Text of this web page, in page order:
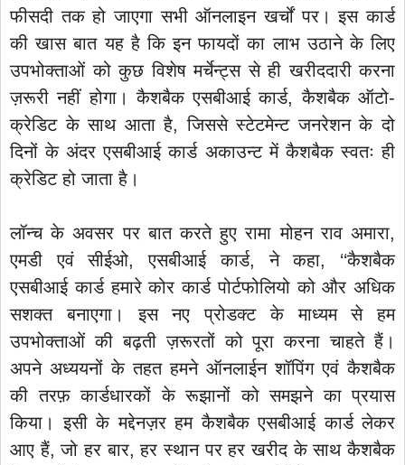
फीसदी तक हो जाएगा सभी ऑनलाइन खर्चों पर। इस कार्ड
की खास बात यह है कि इन फायदों का लाभ उठाने के लिए
उपभोक्ताओं को कुछ विशेष मर्चेन्ट्स से ही खरीददारी करना
ज़रूरी नहीं होगा। कैशबैक एसबीआई कार्ड, कैशबैक ऑटो-
क्रेडिट के साथ आता है, जिससे स्टेटमेन्ट जनरेशन के दो
दिनों के अंदर एसबीआई कार्ड अकाउन्ट में कैशबैक स्वतः ही
क्रेडिट हो जाता है।
लॉन्च के अवसर पर बात करते हुए रामा मोहन राव अमारा,
एमडी एवं सीईओ, एसबीआई कार्ड, ने कहा, ‘‘कैशबैक
एसबीआई कार्ड हमारे कोर कार्ड पोर्टफोलियो को और अधिक
सशक्त बनाएगा। इस नए प्रोडक्ट के माध्यम से हम
उपभोक्ताओं की बढ़ती ज़रूरतों को पूरा करना चाहते हैं।
अपने अध्ययनों के तहत हमने ऑनलाईन शॉपिंग एवं कैशबैक
की तरफ़ कार्डधारकों के रूझानों को समझने का प्रयास
किया। इसी के मद्देनज़र हम कैशबैक एसबीआई कार्ड लेकर
आए हैं, जो हर बार, हर स्थान पर हर खरीद के साथ कैशबैक